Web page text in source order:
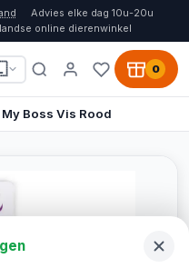
Advies elke dag 10u-20u
online dierenwinkel
0
Boss Vis Rood